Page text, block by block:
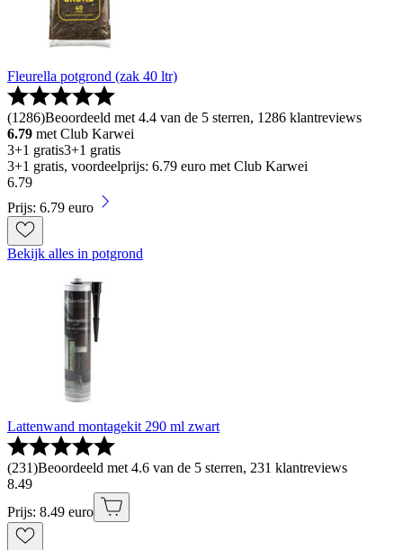
Fleurella potgrond (zak 40 ltr)
(1286)Beoordeeld met 4.4 van de 5 sterren, 1286 klantreviews
6.79 met Club Karwei
3+1 gratis3+1 gratis
3+1 gratis, voordeelprijs: 6.79 euro met Club Karwei
6.79
Prijs: 6.79 euro
Bekijk alles in potgrond
Lattenwand montagekit 290 ml zwart
(231)Beoordeeld met 4.6 van de 5 sterren, 231 klantreviews
8.49
Prijs: 8.49 euro